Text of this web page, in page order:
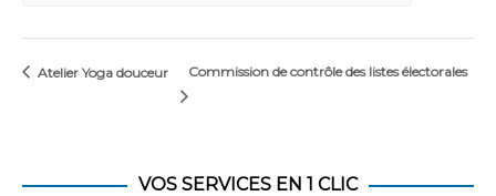
Atelier Yoga douceur Commission de contrôle des listes électorales
VOS SERVICES EN 1 CLIC